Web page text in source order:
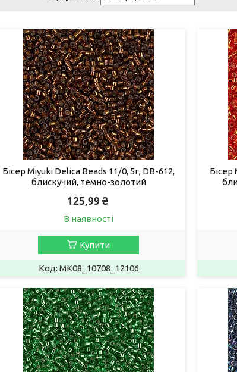
Бісер Miyuki Delica Beads 11/0, 5г, DB-612,
блискучий, темно-золотий
125,99 ₴
В наявності
Купити
MK08_10708_12106
Бісер